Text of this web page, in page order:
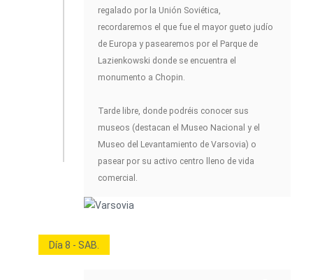
regalado por la Unión Soviética,
recordaremos el que fue el mayor gueto judío
de Europa y pasearemos por el Parque de
Lazienkowski donde se encuentra el
monumento a Chopin.
Tarde libre, donde podréis conocer sus
museos (destacan el Museo Nacional y el
Museo del Levantamiento de Varsovia) o
pasear por su activo centro lleno de vida
comercial.
Día 8 - SAB.